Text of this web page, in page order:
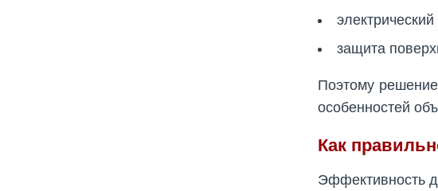
защита
Поэтому
особенностей
Как
Эффективность